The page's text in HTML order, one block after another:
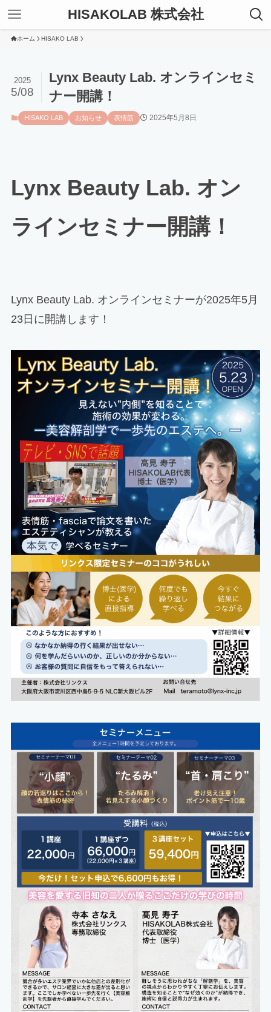
HISAKOLAB 株式会社
ホーム HISAKO LAB
Lynx Beauty Lab. オンラインセミ
ナー開講！
2025
5/08
HISAKO LAB お知らせ 表情筋 2025年5月8日
Lynx Beauty Lab. オン
ラインセミナー開講！
Lynx Beauty Lab. オンラインセミナーが2025年5月
23日に開講します！